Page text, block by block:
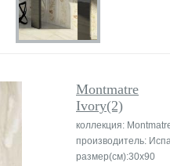
Montmatre
Ivory(2)
коллекция:
производитель:
размер(см):30x90